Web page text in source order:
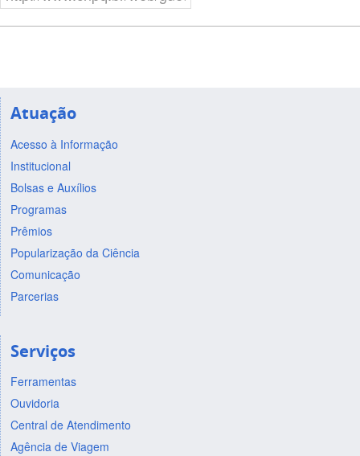
Atuação
Acesso à Informação
Institucional
Bolsas e Auxílios
Programas
Prêmios
Popularização da Ciência
Comunicação
Parcerias
Serviços
Ferramentas
Ouvidoria
Central de Atendimento
Agência de Viagem